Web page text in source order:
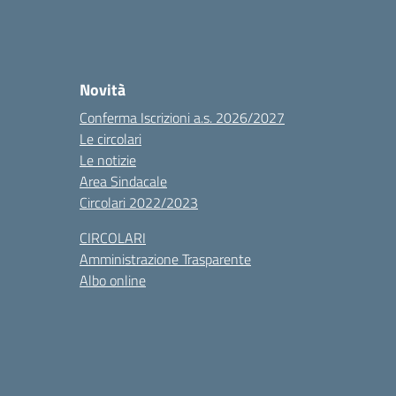
Novità
Conferma Iscrizioni a.s. 2026/2027
Le circolari
Le notizie
Area Sindacale
Circolari 2022/2023
CIRCOLARI
Amministrazione Trasparente
Albo online